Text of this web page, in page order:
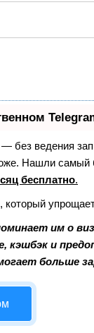
— без ведения
Нашли
бесплатно.
им о
кэшбэк и
больше